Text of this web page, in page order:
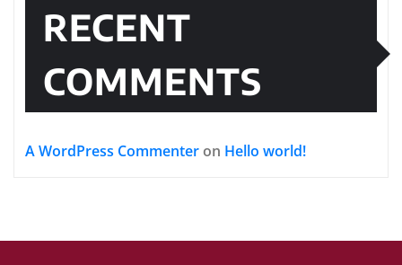
RECENT
COMMENTS
A WordPress Commenter on Hello world!